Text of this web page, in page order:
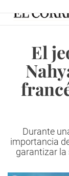
El
Durante
importancia
garantizar la